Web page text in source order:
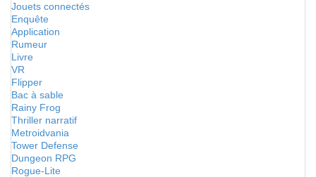
Jouets connectés
Enquête
Application
Rumeur
Livre
VR
Flipper
Bac à sable
Rainy Frog
Thriller narratif
Metroidvania
Tower Defense
Dungeon RPG
Rogue-Lite